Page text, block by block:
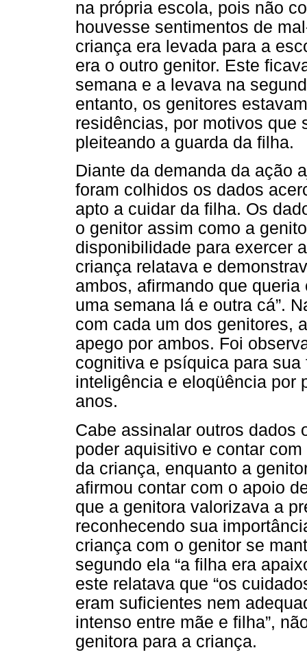
na própria escola, pois não
houvesse sentimentos de
criança era levada para a
era o outro genitor. Este
semana e a levava na
entanto, os genitores
residências, por motivos que
pleiteando a guarda da filha.
Diante da demanda da ação
foram colhidos os dados
apto a cuidar da filha. Os
o genitor assim como a
disponibilidade para exercer
criança relatava e
ambos, afirmando que
uma semana lá e outra cá”.
com cada um dos genitores,
apego por ambos. Foi
cognitiva e psíquica para
inteligência e eloqüência por
anos.
Cabe assinalar outros dados
poder aquisitivo e contar
da criança, enquanto a
afirmou contar com o apoio
que a genitora valorizava a
reconhecendo sua
criança com o genitor se
segundo ela “a filha era
este relatava que “os
eram suficientes nem
intenso entre mãe e filha”,
genitora para a criança.